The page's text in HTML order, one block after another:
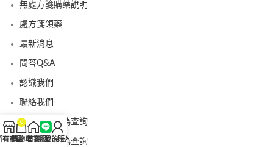
無處方箋購藥說明
處方箋領藥
最新消息
問答Q&A
認識我們
聯絡我們
美國黑金真偽查詢
日本藤素真偽查詢
有商品
0
購物車首頁客服Line我的賬戶